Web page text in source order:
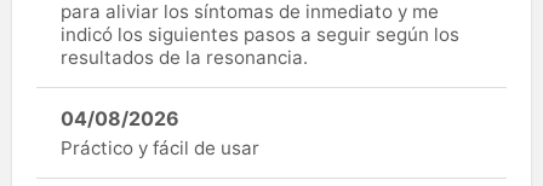
para aliviar los síntomas de inmediato y me
indicó los siguientes pasos a seguir según los
resultados de la resonancia.
04/08/2026
Práctico y fácil de usar